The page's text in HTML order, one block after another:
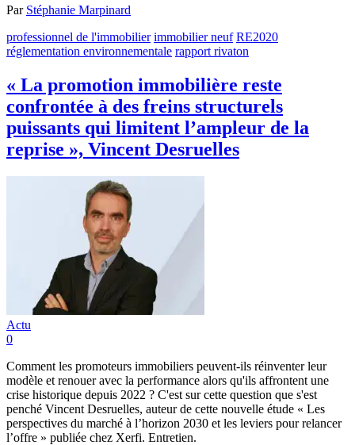
Par Stéphanie Marpinard
professionnel de l'immobilier immobilier neuf RE2020
réglementation environnementale rapport rivaton
« La promotion immobilière reste
confrontée à des freins structurels
puissants qui limitent l’ampleur de la
reprise », Vincent Desruelles
Actu
0
Comment les promoteurs immobiliers peuvent-ils réinventer leur
modèle et renouer avec la performance alors qu'ils affrontent une
crise historique depuis 2022 ? C'est sur cette question que s'est
penché Vincent Desruelles, auteur de cette nouvelle étude « Les
perspectives du marché à l’horizon 2030 et les leviers pour relancer
l’offre » publiée chez Xerfi. Entretien.